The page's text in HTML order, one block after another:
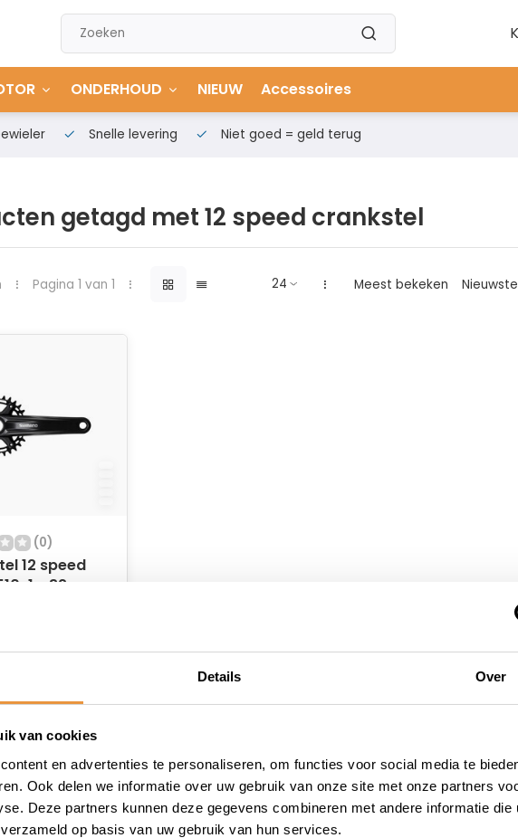
Details Over
van cookies
en advertenties te personaliseren, om functies voor social media te
Ook delen we informatie over uw gebruik van onze site met onze partners
Deze partners kunnen deze gegevens combineren met andere informatie die
op basis van uw gebruik van hun services.
ONDERHOUD NIEUW Accessoires
Snelle levering Niet goed = geld terug
getagd met 12 speed crankstel
Pagina 1 van 1 Meest bekeken
(0)
12 speed
1 - 32